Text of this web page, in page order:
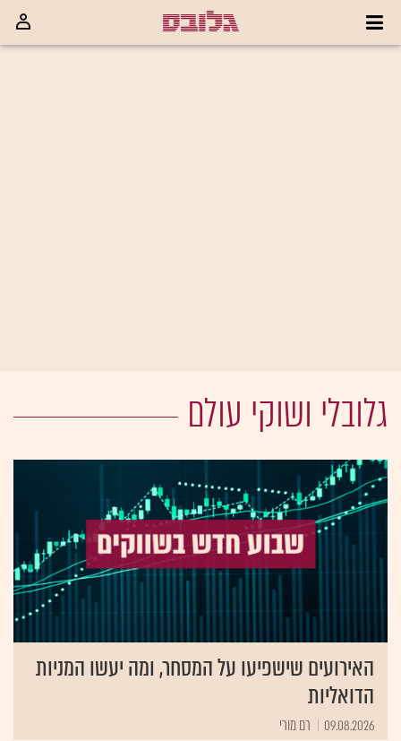
גלובלי ושוקי עולם
האירועים שישפיעו על המסחר, ומה יעשו המניות
הדואליות
09.08.2026 רם מורי